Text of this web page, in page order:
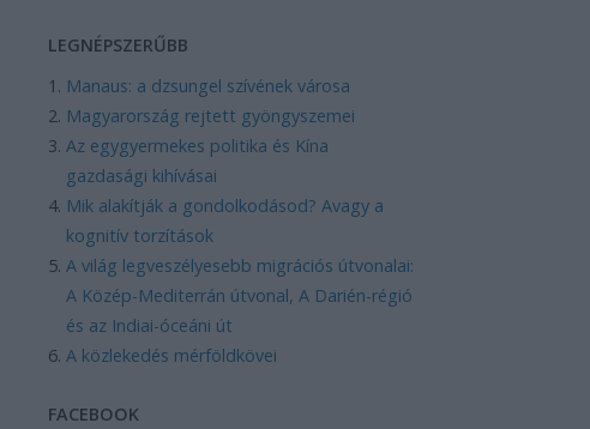
LEGNÉPSZERŰBB
Manaus: a dzsungel szívének városa
Magyarország rejtett gyöngyszemei
Az egygyermekes politika és Kína
gazdasági kihívásai
Mik alakítják a gondolkodásod? Avagy a
kognitív torzítások
A világ legveszélyesebb migrációs útvonalai:
A Közép-Mediterrán útvonal, A Darién-régió
és az Indiai-óceáni út
A közlekedés mérföldkövei
FACEBOOK